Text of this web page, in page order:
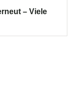
– Viele